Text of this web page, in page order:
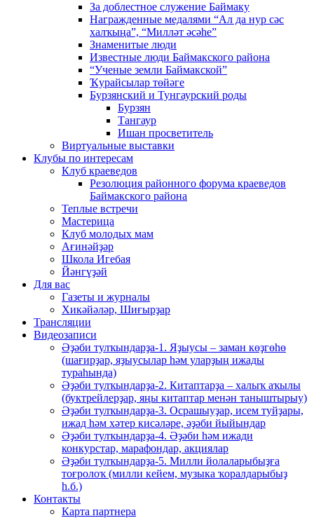
За доблестное служение Баймаку
Награжденные медалями “Ал да нур сәс
халҡыңа”, “Милләт әсәһе”
Знаменитые люди
Известные люди Баймакского района
“Ученые земли Баймакской”
Ҡурайсылар төйәге
Бурзянский и Тунгаурский роды
Бурзян
Тангаур
Ишан просветитель
Виртуальные выставки
Клубы по интересам
Клуб краеведов
Резолюция районного форума краеведов
Баймакского района
Теплые встречи
Мастерица
Клуб молодых мам
Ағинәйҙәр
Школа Игебая
Йәнгүҙәй
Для вас
Газеты и журналы
Хикәйәләр, Шиғырҙар
Трансляции
Видеозаписи
Әҙәби тулҡындарҙа-1. Яҙыусы – заман көҙгөһө
(шағирҙар, яҙыусылар һәм уларҙың ижады
тураһында)
Әҙәби тулҡындарҙа-2. Китаптарҙа – халыҡ аҡылы
(буктрейлерҙар, яңы китаптар менән таныштырыу)
Әҙәби тулҡындарҙа-3. Осрашыуҙар, исем туйҙары,
ижад һәм хәтер кисәләре, әҙәби йыйындар
Әҙәби тулҡындарҙа-4. Әҙәби һәм ижади
конкурстар, марафондар, акциялар
Әҙәби тулҡындарҙа-5. Милли йолаларыбыҙға
тоғролоҡ (милли кейем, музыка ҡоралдарыбыҙ
һ.б.)
Контакты
Карта партнера